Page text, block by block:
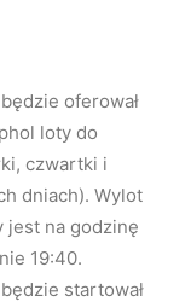
oferował
loty do
czwartki i
dniach). Wylot
jest na godzinę
19:40.
startował